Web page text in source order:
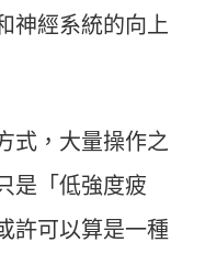
神經系統的向上
式，大量操作之
是「低強度疲
許可以算是一種